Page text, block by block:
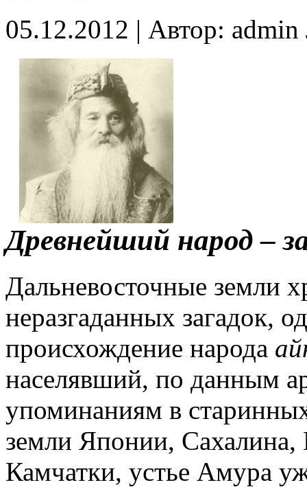
05.12.2012 | Автор:
Древнейший народ –
Дальневосточные земли
неразгаданных загадок,
происхождение народа
населявший, по данным
упоминаниям в
земли Японии, Сахалина,
Камчатки, устье Амура